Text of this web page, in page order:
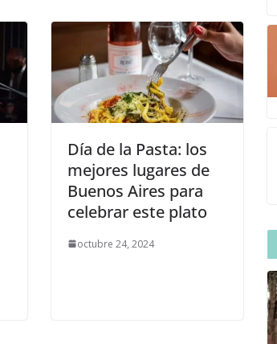
Día de la Pasta: los
mejores lugares de
Buenos Aires para
celebrar este plato
octubre 24, 2024